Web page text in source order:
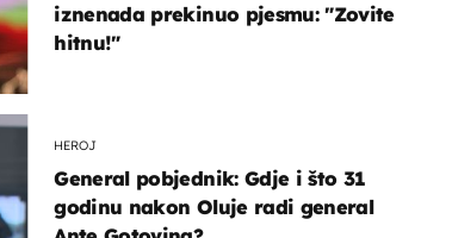
iznenada prekinuo pjesmu: "Zovite
hitnu!"
HEROJ
General pobjednik: Gdje i što 31
godinu nakon Oluje radi general